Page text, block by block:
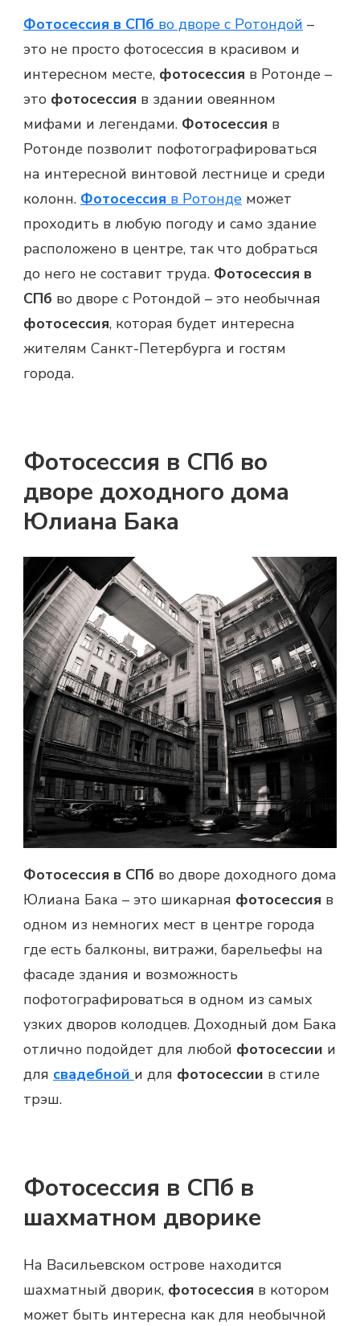
Фотосессия в СПб во дворе с Ротондой –
это не просто фотосессия в красивом и
интересном месте, фотосессия в Ротонде –
это фотосессия в здании овеянном
мифами и легендами. Фотосессия в
Ротонде позволит пофотографироваться
на интересной винтовой лестнице и среди
колонн. Фотосессия в Ротонде может
проходить в любую погоду и само здание
расположено в центре, так что добраться
до него не составит труда. Фотосессия в
СПб во дворе с Ротондой – это необычная
фотосессия, которая будет интересна
жителям Санкт-Петербурга и гостям
города.
Фотосессия в СПб во
дворе доходного дома
Юлиана Бака
Фотосессия в СПб во дворе доходного дома
Юлиана Бака – это шикарная фотосессия в
одном из немногих мест в центре города
где есть балконы, витражи, барельефы на
фасаде здания и возможность
пофотографироваться в одном из самых
узких дворов колодцев. Доходный дом Бака
отлично подойдет для любой фотосессии и
для свадебной и для фотосессии в стиле
трэш.
Фотосессия в СПб в
шахматном дворике
На Васильевском острове находится
шахматный дворик, фотосессия в котором
может быть интересна как для необычной